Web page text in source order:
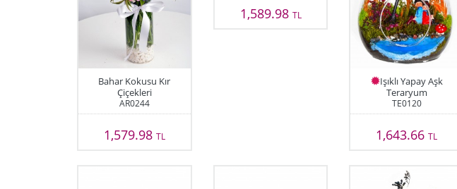
Bahar Kokusu Kır
Çiçekleri
AR0244
1,579.98 TL
1,589.98 TL
Işıklı Yapay Aşk
Teraryum
TE0120
1,643.66TL